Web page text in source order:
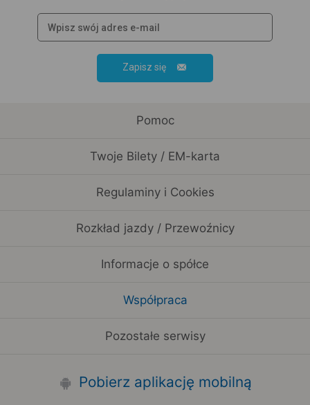
Zapisz się
Pomoc
Twoje Bilety / EM-karta
Regulaminy i Cookies
Rozkład jazdy / Przewoźnicy
Informacje o spółce
Współpraca
Pozostałe serwisy
Pobierz aplikację mobilną